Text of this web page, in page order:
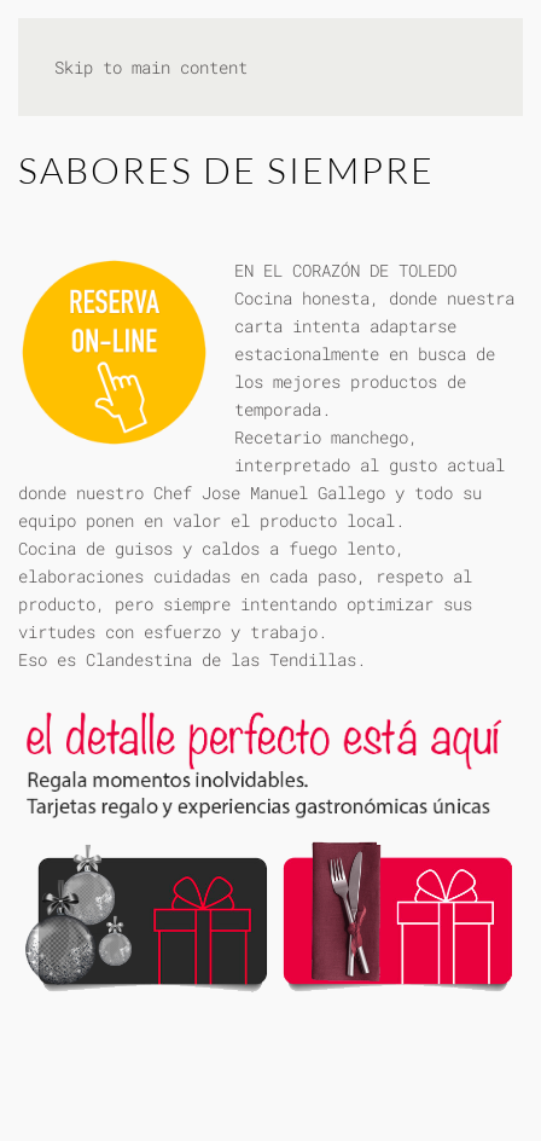
Skip to main content
SABORES DE SIEMPRE
EN EL CORAZÓN DE TOLEDO
Cocina honesta, donde nuestra
carta intenta adaptarse
estacionalmente en busca de
los mejores productos de
temporada.
Recetario manchego,
interpretado al gusto actual
donde nuestro Chef Jose Manuel Gallego y todo su
equipo ponen en valor el producto local.
Cocina de guisos y caldos a fuego lento,
elaboraciones cuidadas en cada paso, respeto al
producto, pero siempre intentando optimizar sus
virtudes con esfuerzo y trabajo.
Eso es Clandestina de las Tendillas.